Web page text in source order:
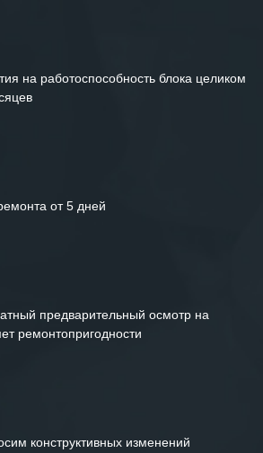
на работоспособность блока целиком
от 5 дней
предварительный осмотр на
ремонтопригодности
конструктивных изменений